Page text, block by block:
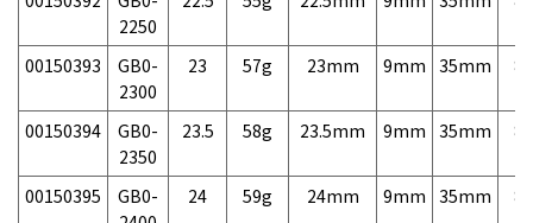
2250
00150393
GB0-
2300
23 57g 23mm 9mm 35mm
00150394
GB0-
2350
23.5 58g 23.5mm 9mm 35mm
00150395
GB0-
24 59g 24mm 9mm 35mm